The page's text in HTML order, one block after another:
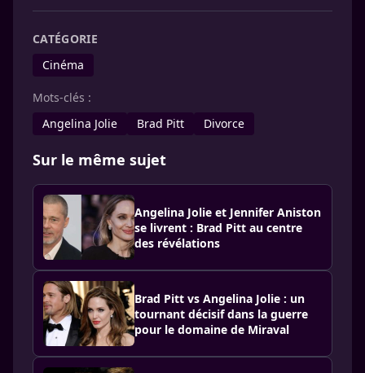
CATÉGORIE
Cinéma
Mots-clés :
Ange­lina Jolie
Brad Pitt Divorce
Sur le même sujet
Angelina Jolie et Jennifer Aniston
se livrent : Brad Pitt au centre
des révélations
Brad Pitt vs Angelina Jolie : un
tournant décisif dans la guerre
pour le domaine de Miraval